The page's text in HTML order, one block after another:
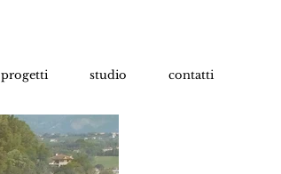
progetti studio contatti